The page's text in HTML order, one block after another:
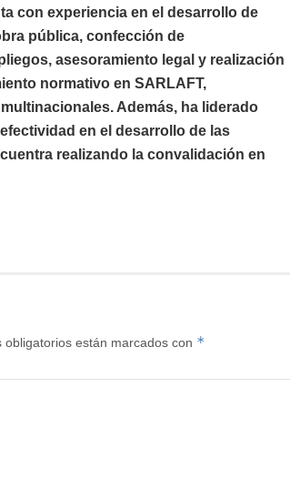
con experiencia en el desarrollo de
pública, confección de
asesoramiento legal y realización
normativo en SARLAFT,
Además, ha liderado
en el desarrollo de las
realizando la convalidación en
obligatorios están marcados con *